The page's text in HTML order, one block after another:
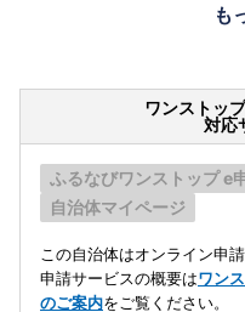
も
ワンストッ
対応
ふるなびワンストップ e
自治体マイページ
この自治体はオンライン申
申請サービスの概要はワン
のご案内をご覧ください。